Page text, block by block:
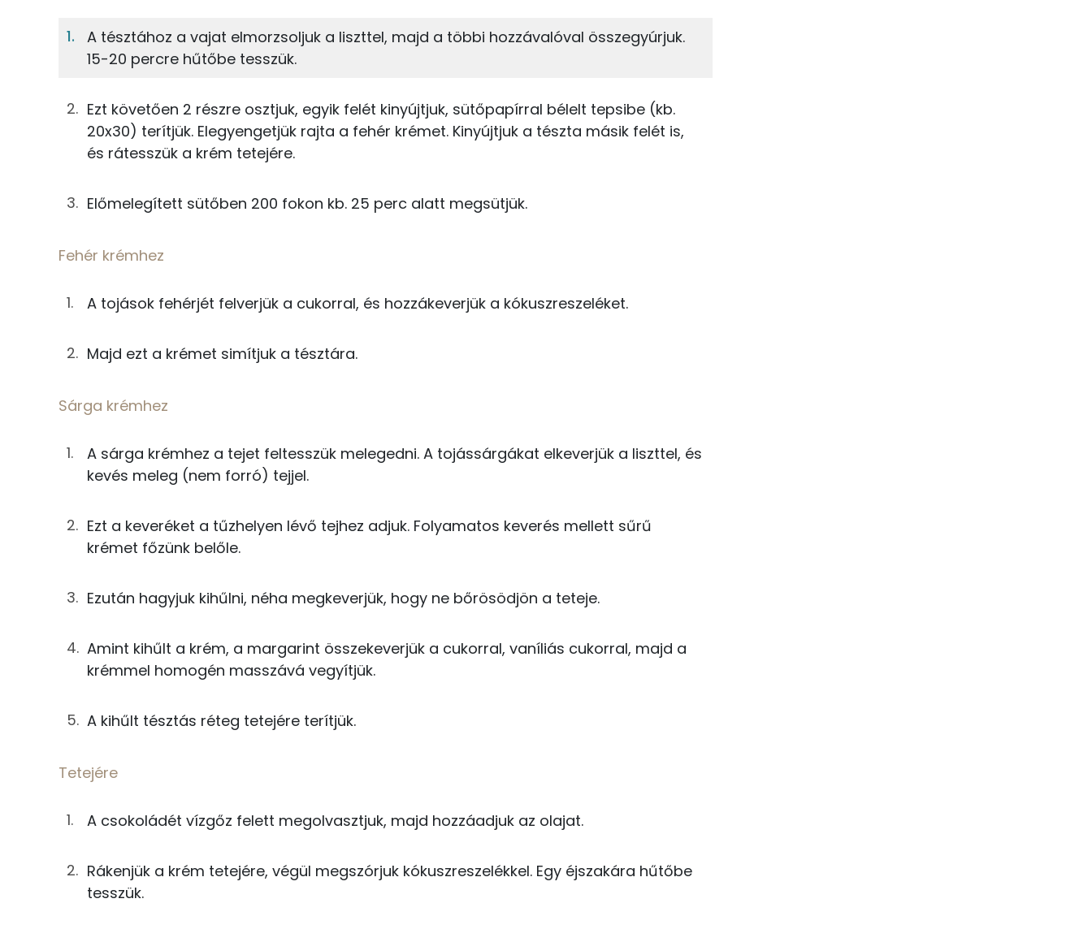
30g finomliszt
12gcukor
46 kcal
15gmargarin
Fehér krémhez
12g
25gkókuszreszelék
Sárga krémhez
tojássárgája
3g finomliszt
11 kcal
25gmargarin
3g
cukor
12 kcal
1g vaníliás cukor
Tetejére
Összesen
Fehérje
Szénhidrát
Zsír
Víz
Foszfor
Nátrium
Kálcium
Kolin:
Niacin - B3 vitamin:
Fehérje
Összesen
Egyszeresen telítetlen zsírsav:
Ásványi anyagok
Szelén
Kálcium
Magnézium
A tésztához a vajat elmorzsoljuk a liszttel, majd a többi hozzávalóval összegyúrjuk.
15-20 percre hűtőbe tesszük.
Ezt követően 2 részre osztjuk, egyik felét kinyújtjuk, sütőpapírral bélelt tepsibe (kb.
20x30) terítjük. Elegyengetjük rajta a fehér krémet. Kinyújtjuk a tészta másik felét is,
és rátesszük a krém tetejére.
Előmelegített sütőben 200 fokon kb. 25 perc alatt megsütjük.
Fehér krémhez
A tojások fehérjét felverjük a cukorral, és hozzákeverjük a kókuszreszeléket.
Majd ezt a krémet simítjuk a tésztára.
Sárga krémhez
A sárga krémhez a tejet feltesszük melegedni. A tojássárgákat elkeverjük a liszttel, és
kevés meleg (nem forró) tejjel.
Ezt a keveréket a tűzhelyen lévő tejhez adjuk. Folyamatos keverés mellett sűrű
krémet főzünk belőle.
Ezután hagyjuk kihűlni, néha megkeverjük, hogy ne bőrösödjön a teteje.
Amint kihűlt a krém, a margarint összekeverjük a cukorral, vaníliás cukorral, majd a
krémmel homogén masszává vegyítjük.
A kihűlt tésztás réteg tetejére terítjük.
Tetejére
A csokoládét vízgőz felett megolvasztjuk, majd hozzáadjuk az olajat.
Rákenjük a krém tetejére, végül megszórjuk kókuszreszelékkel. Egy éjszakára hűtőbe
tesszük.